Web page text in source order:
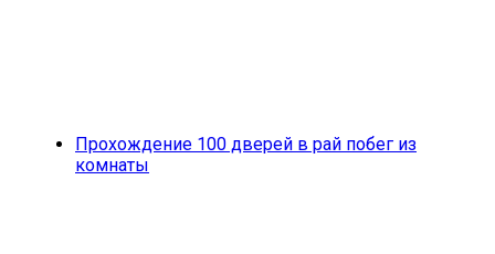
Прохождение 100 дверей в рай побег из
комнаты